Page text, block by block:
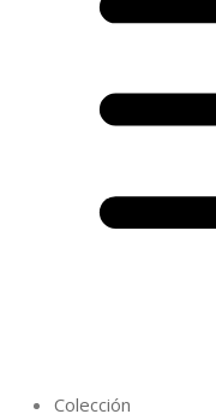
Colección